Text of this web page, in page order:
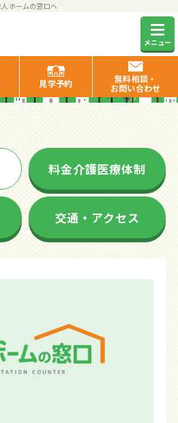
ホームの窓口へ
メニュー
見学予約
無料相談・
お問い合わせ
トだてまち
料金介護医療体制
交通・アクセス